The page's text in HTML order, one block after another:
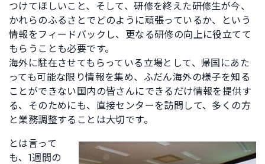
つけてほしいこと、そして、研修を終えた研修生が今、
かれらのふるさとでどのように頑張っているか、という
情報をフィードバックし、更なる研修の向上に役立てて
もらうことも必要です。
海外に駐在させてもらっている立場として、帰国にあた
っても可能な限り情報を集め、ふだん海外の様子を知る
ことができない国内の皆さんにできるだけ情報を提供す
る、そのためにも、直接センターを訪問して、多くの方
と業務調整することは大切です。
とは言って
も、1週間の